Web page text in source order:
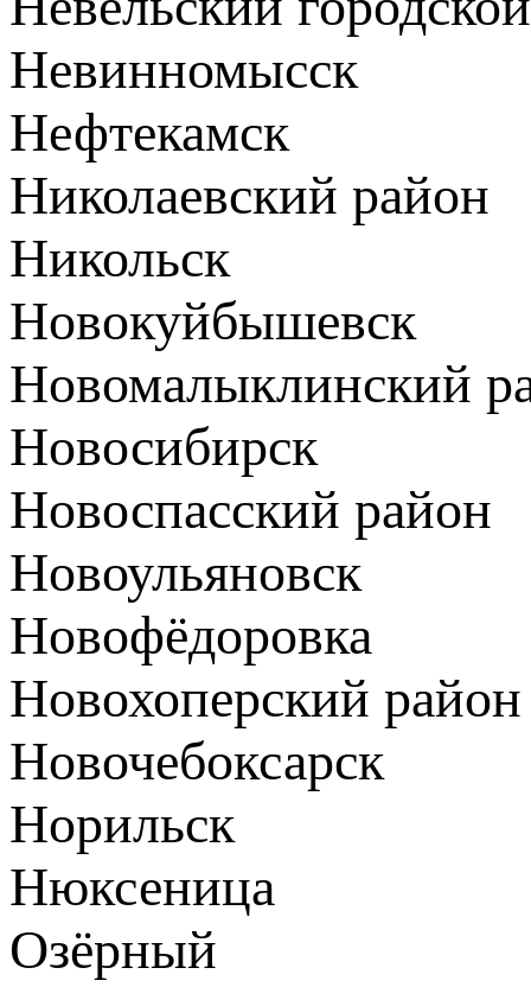
Невинномысск
Нефтекамск
Николаевский район
Никольск
Новокуйбышевск
Новомалыклинский
Новосибирск
Новоспасский район
Новоульяновск
Новофёдоровка
Новохоперский район
Новочебоксарск
Норильск
Нюксеница
Озёрный